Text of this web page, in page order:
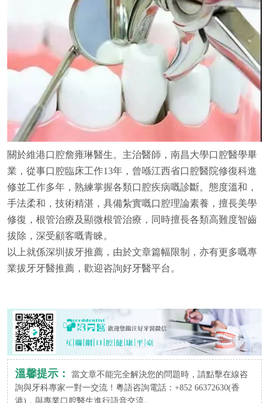
關於維港口腔詹雍琳醫生。主治醫師，南昌大學口腔醫學畢
業，從事口腔臨床工作13年，曾喺江西省口腔醫院修復科進
修並工作多年，熟練掌握各類口腔疾病嘅診斷。態度溫和，
手法柔和，技術精湛，具備紮實嘅口腔理論素養，擅長美學
修復，根管治療及顯微根管治療，同時擅長各類高難度智齒
拔除，深受顧客嘅青睞。
以上就係深圳拔牙推薦，由於文章篇幅限制，亦有更多嘅專
業拔牙牙醫推薦，歡迎咨詢好牙醫平台。
溫馨提示：
當文章不能完全解決您的問題時，請點擊在線咨
詢與牙科專家一對一交流！粵語咨詢電話：+852 66372630(香
港)，與專業口腔醫生進行語音交流。